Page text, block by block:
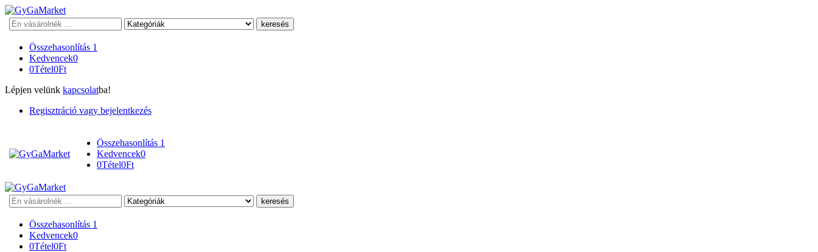
Keresés
Összehasonlítás 1
Kedvencek0
0Tétel0Ft
Lépjen velünk kapcsolatba!
Regisztráció vagy bejelentkezés
Összehasonlítás 1
Kedvencek0
0Tétel0Ft
Keresés
Összehasonlítás 1
Kedvencek0
0Tétel0Ft